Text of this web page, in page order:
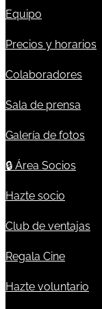
Equipo
Precios y horarios
Colaboradores
Sala de prensa
Galería de fotos
🔒 Área Socios
Hazte socio
Club de ventajas
Regala Cine
Hazte voluntario